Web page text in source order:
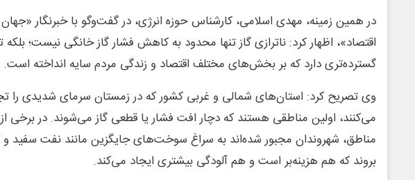
در همین زمینه، مهدی اسلامی، کارشناس حوزه انرژی، در گفت‌وگو با خبرنگار «جهان
اقتصاد»، اظهار کرد: ناترازی گاز تنها محدود به کاهش فشار گاز خانگی نیست؛ بلکه
گسترده‌تری دارد که بر بخش‌های مختلف اقتصاد و زندگی مردم سایه انداخته است.
وی تصریح کرد: استان‌های شمالی و غربی کشور که در زمستان سرمای شدیدی را
می‌کنند، اولین مناطقی هستند که دچار افت فشار یا قطعی گاز می‌شوند. در برخی
مناطق، شهروندان مجبور شده‌اند به سراغ سوخت‌های جایگزین مانند نفت سفید و
بروند که هم هزینه‌بر است و هم آلودگی بیشتری ایجاد می‌کند.